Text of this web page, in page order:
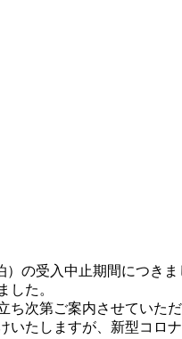
の受入中止期間につき
した。
ち次第ご案内させていただ
たしますが、新型コ